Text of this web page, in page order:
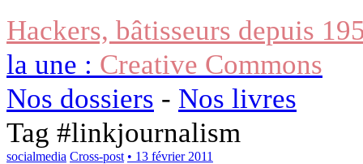
Hackers, bâtisseurs depuis
la une : Creative Commons
Nos dossiers - Nos livres
Tag #linkjournalism
socialmedia Cross-post • 13 février 2011